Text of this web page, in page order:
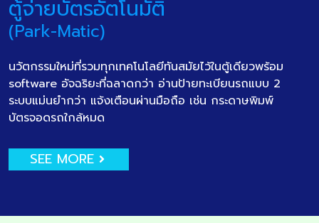
ตู้จ่ายบัตรอัตโนมัติ
(Park-Matic)
นวัตกรรมใหม่ที่รวมทุกเทคโนโลยีทันสมัยไว้ในตู้เดียวพร้อม
software อัจฉริยะที่ฉลาดกว่า อ่านป้ายทะเบียนรถแบบ 2
ระบบแม่นยำกว่า แจ้งเตือนผ่านมือถือ เช่น กระดาษพิมพ์
บัตรจอดรถใกล้หมด
SEE MORE